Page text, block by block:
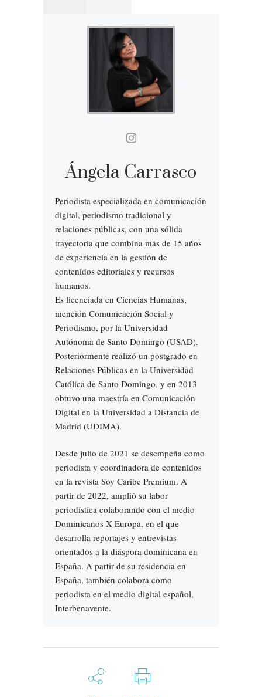
Ángela Carrasco
Periodista especializada en comunicación
digital, periodismo tradicional y
relaciones públicas, con una sólida
trayectoria que combina más de 15 años
de experiencia en la gestión de
contenidos editoriales y recursos
humanos.
Es licenciada en Ciencias Humanas,
mención Comunicación Social y
Periodismo, por la Universidad
Autónoma de Santo Domingo (USAD).
Posteriormente realizó un postgrado en
Relaciones Públicas en la Universidad
Católica de Santo Domingo, y en 2013
obtuvo una maestría en Comunicación
Digital en la Universidad a Distancia de
Madrid (UDIMA).
Desde julio de 2021 se desempeña como
periodista y coordinadora de contenidos
en la revista Soy Caribe Premium. A
partir de 2022, amplió su labor
periodística colaborando con el medio
Dominicanos X Europa, en el que
desarrolla reportajes y entrevistas
orientados a la diáspora dominicana en
España. A partir de su residencia en
España, también colabora como
periodista en el medio digital español,
Interbenavente.